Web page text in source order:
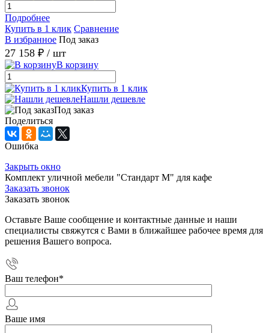
Подробнее
Купить в 1 клик Сравнение
В избранное Под заказ
27 158 ₽ / шт
В корзину
Купить в 1 клик
Нашли дешевле
Под заказ
Поделиться
Ошибка
Закрыть окно
Комплект уличной мебели "Стандарт М" для кафе
Заказать звонок
Заказать звонок
Оставьте Ваше сообщение и контактные данные и наши
специалисты свяжутся с Вами в ближайшее рабочее время для
решения Вашего вопроса.
Ваш телефон*
Ваше имя